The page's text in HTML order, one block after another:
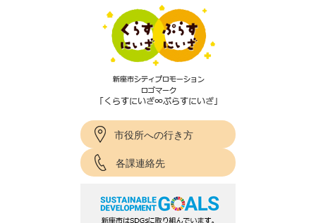
市役所への行き方
各課連絡先